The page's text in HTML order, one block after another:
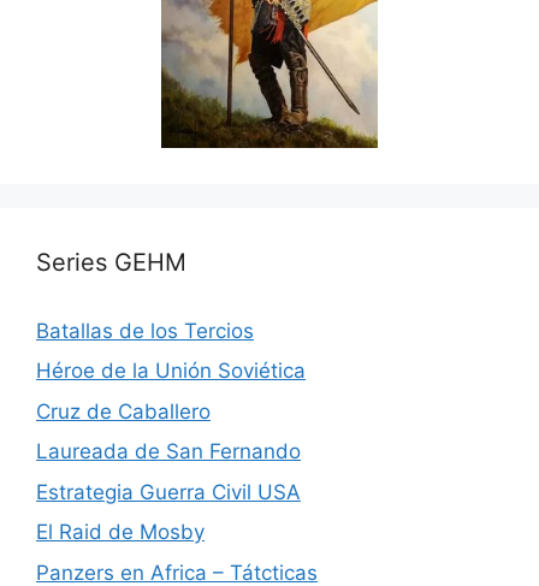
Series GEHM
Batallas de los Tercios
Héroe de la Unión Soviética
Cruz de Caballero
Laureada de San Fernando
Estrategia Guerra Civil USA
El Raid de Mosby
Panzers en Africa – Tátcticas